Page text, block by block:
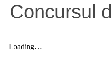
Concursul